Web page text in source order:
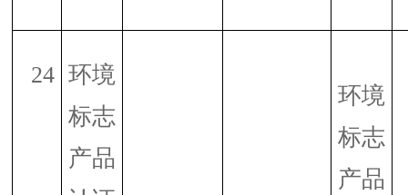
24 环境
标志
产品
环境
标志
产品